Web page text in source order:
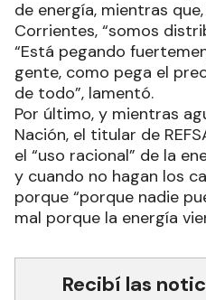
de energía, mientras
Corrientes, “somos
“Está pegando
gente, como pega el
de todo”, lamentó.
Por último, y mientras
Nación, el titular de
el “uso racional” de la
y cuando no hagan los
porque “porque nadie
mal porque la energía
Recibí las